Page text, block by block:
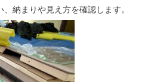
納まりや見え方を確認します。